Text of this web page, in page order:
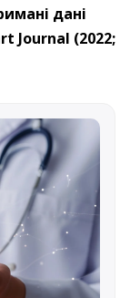
дані
Journal (2022;